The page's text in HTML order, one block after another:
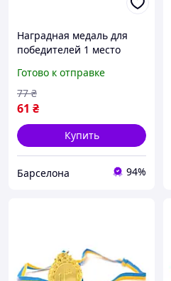
Наградная медаль для
победителей 1 место
конкурсов и мероприятий
диаметр 6,5 см
Готово к отправке
61 ₴
77 ₴
Купить
Барселона 94%